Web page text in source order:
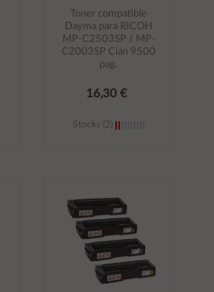
Toner compatible
Dayma para RICOH
MP-C2503SP / MP-
C2003SP Cian 9500
pag.
16,30 €
Stocks (2)
carrito